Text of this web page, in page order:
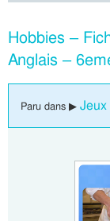
Hobbies –
Anglais –
Paru dans ▶ Jeux